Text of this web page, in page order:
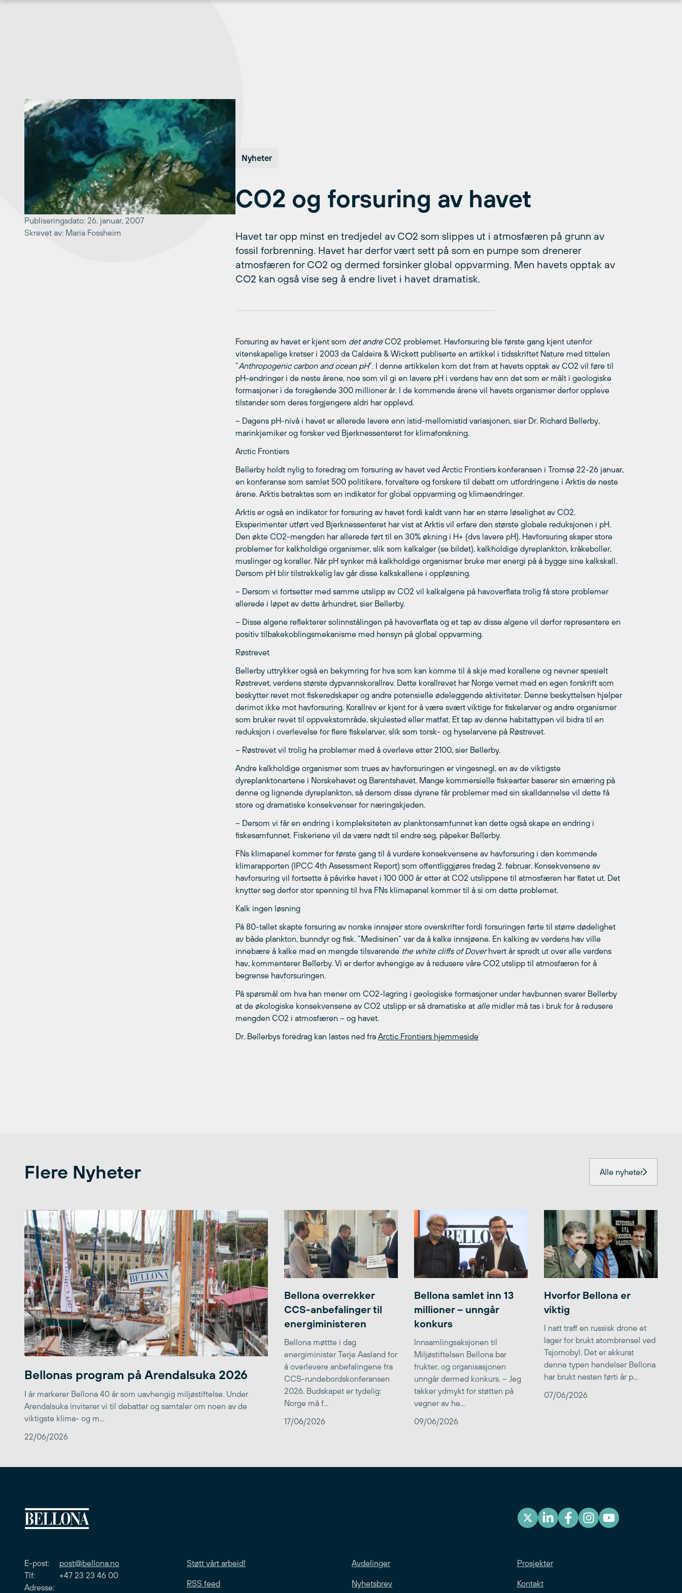
Publiseringsdato: 26. januar, 2007
Skrevet av: Maria Fossheim
Nyheter
CO2 og forsuring av havet
Havet tar opp minst en tredjedel av CO2 som slippes ut i atmosfæren på grunn av
fossil forbrenning. Havet har derfor vært sett på som en pumpe som drenerer
atmosfæren for CO2 og dermed forsinker global oppvarming. Men havets opptak av
CO2 kan også vise seg å endre livet i havet dramatisk.
Forsuring av havet er kjent som det andreCO2 problemet. Havforsuring ble første gang kjent utenfor
vitenskapelige kretser i 2003 da Caldeira & Wickett publiserte en artikkel i tidsskriftet Nature med tittelen
”Anthropogenic carbon and ocean pH”. I denne artikkelen kom det fram at havets opptak av CO2 vil føre til
pH-endringer i de neste årene, noe som vil gi en lavere pH i verdens hav enn det som er målt i geologiske
formasjoner i de foregående 300 millioner år. I de kommende årene vil havets organismer derfor oppleve
tilstander som deres forgjengere aldri har opplevd.
– Dagens pH-nivå i havet er allerede lavere enn istid-mellomistid variasjonen, sier Dr. Richard Bellerby,
marinkjemiker og forsker ved Bjerknessenteret for klimaforskning.
Arctic Frontiers
Bellerby holdt nylig to foredrag om forsuring av havet ved Arctic Frontiers konferansen i Tromsø 22-26 januar,
en konferanse som samlet 500 politikere, forvaltere og forskere til debatt om utfordringene i Arktis de neste
årene. Arktis betraktes som en indikator for global oppvarming og klimaendringer.
Arktis er også en indikator for forsuring av havet fordi kaldt vann har en større løselighet av CO2.
Eksperimenter utført ved Bjerknessenteret har vist at Arktis vil erfare den største globale reduksjonen i pH.
Den økte CO2-mengden har allerede ført til en 30% økning i H+ (dvs lavere pH). Havforsuring skaper store
problemer for kalkholdige organismer, slik som kalkalger (se bildet), kalkholdige dyreplankton, kråkeboller,
muslinger og koraller. Når pH synker må kalkholdige organismer bruke mer energi på å bygge sine kalkskall.
Dersom pH blir tilstrekkelig lav går disse kalkskallene i oppløsning.
– Dersom vi fortsetter med samme utslipp av CO2 vil kalkalgene på havoverflata trolig få store problemer
allerede i løpet av dette århundret, sier Bellerby.
– Disse algene reflekterer solinnstålingen på havoverflata og et tap av disse algene vil derfor representere en
positiv tilbakekoblingsmekanisme med hensyn på global oppvarming.
Røstrevet
Bellerby uttrykker også en bekymring for hva som kan komme til å skje med korallene og nevner spesielt
Røstrevet, verdens største dypvannskorallrev. Dette korallrevet har Norge vernet med en egen forskrift som
beskytter revet mot fiskeredskaper og andre potensielle ødeleggende aktiviteter. Denne beskyttelsen hjelper
derimot ikke mot havforsuring. Korallrev er kjent for å være svært viktige for fiskelarver og andre organismer
som bruker revet til oppvekstområde, skjulested eller matfat. Et tap av denne habitattypen vil bidra til en
reduksjon i overlevelse for flere fiskelarver, slik som torsk- og hyselarvene på Røstrevet.
– Røstrevet vil trolig ha problemer med å overleve etter 2100, sier Bellerby.
Andre kalkholdige organismer som trues av havforsuringen er vingesnegl, en av de viktigste
dyreplanktonartene i Norskehavet og Barentshavet. Mange kommersielle fiskearter baserer sin ernæring på
denne og lignende dyreplankton, så dersom disse dyrene får problemer med sin skalldannelse vil dette få
store og dramatiske konsekvenser for næringskjeden.
– Dersom vi får en endring i kompleksiteten av planktonsamfunnet kan dette også skape en endring i
fiskesamfunnet. Fiskeriene vil da være nødt til endre seg, påpeker Bellerby.
FNs klimapanel kommer for første gang til å vurdere konsekvensene av havforsuring i den kommende
klimarapporten (IPCC 4th Assessment Report) som offentliggjøres fredag 2. februar. Konsekvensene av
havforsuring vil fortsette å påvirke havet i 100 000 år etter at CO2 utslippene til atmosfæren har flatet ut. Det
knytter seg derfor stor spenning til hva FNs klimapanel kommer til å si om dette problemet.
Kalk ingen løsning
På 80-tallet skapte forsuring av norske innsjøer store overskrifter fordi forsuringen førte til større dødelighet
av både plankton, bunndyr og fisk. ”Medisinen” var da å kalke innsjøene. En kalking av verdens hav ville
innebære å kalke med en mengde tilsvarende the white cliffs of Doverhvert år spredt ut over alle verdens
hav, kommenterer Bellerby. Vi er derfor avhengige av å redusere våre CO2 utslipp til atmosfæren for å
begrense havforsuringen.
På spørsmål om hva han mener om CO2-lagring i geologiske formasjoner under havbunnen svarer Bellerby
at de økologiske konsekvensene av CO2 utslipp er så dramatiske at allemidler må tas i bruk for å redusere
mengden CO2 i atmosfæren – og havet.
Dr. Bellerbys foredrag kan lastes ned fra Arctic Frontiers hjemmeside
Flere Nyheter Alle nyheter
Bellonas program på Arendalsuka 2026
I år markerer Bellona 40 år som uavhengig miljøstiftelse. Under
Arendalsuka inviterer vi til debatter og samtaler om noen av de
viktigste klima- og m...
22/06/2026
Bellona overrekker
CCS-anbefalinger til
energiministeren
Bellona møttte i dag
energiminister Terje Aasland for
å overlevere anbefalingene fra
CCS-rundebordskonferansen
2026. Budskapet er tydelig:
Norge må f...
17/06/2026
Bellona samlet inn 13
millioner – unngår
konkurs
Innsamlingsaksjonen til
Miljøstiftelsen Bellona bar
frukter, og organisasjonen
unngår dermed konkurs. – Jeg
takker ydmykt for støtten på
vegner av he...
09/06/2026
Hvorfor Bellona er
viktig
I natt traff en russisk drone et
lager for brukt atombrensel ved
Tsjornobyl. Det er akkurat
denne typen hendelser Bellona
har brukt nesten førti år p...
07/06/2026
E-post: post@bellona.no
Tlf: +47 23 23 46 00
Adresse:
Støtt vårt arbeid! Avdelinger Prosjekter
RSS feed Nyhetsbrev Kontakt